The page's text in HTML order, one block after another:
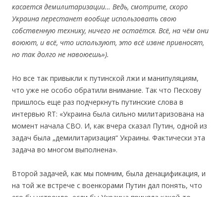
касается демилитаризации… Ведь, смотрите, скоро
Украина перестанет вообще использовать свою
собственную технику, ничего не остаётся. Всё, на чём они
воюют, и всё, что используют, это всё извне привносят,
но так долго не навоюешь»).
Но все так привыкли к путинской лжи и манипуляциям,
что уже не особо обратили внимание. Так что Пескову
пришлось еще раз подчеркнуть путинские слова в
интервью RT: «Украина была сильно милитаризована на
момент начала СВО. И, как вчера сказал Путин, одной из
задач была „демилитаризация“ Украины. Фактически эта
задача во многом выполнена».
Второй задачей, как мы помним, была денацификация, и
на той же встрече с военкорами Путин дал понять, что